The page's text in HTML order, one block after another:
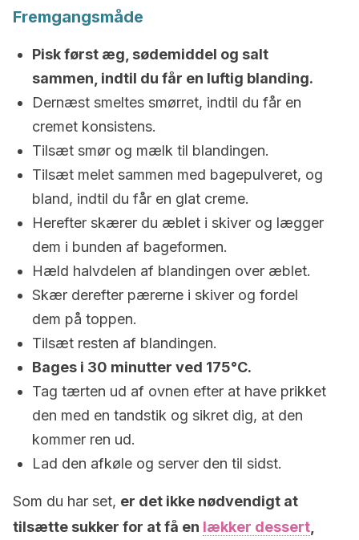
Fremgangsmåde
Pisk først æg, sødemiddel og salt
sammen, indtil du får en luftig blanding.
Dernæst smeltes smørret, indtil du får en
cremet konsistens.
Tilsæt smør og mælk til blandingen.
Tilsæt melet sammen med bagepulveret, og
bland, indtil du får en glat creme.
Herefter skærer du æblet i skiver og lægger
dem i bunden af bageformen.
Hæld halvdelen af blandingen over æblet.
Skær derefter pærerne i skiver og fordel
dem på toppen.
Tilsæt resten af blandingen.
Bages i 30 minutter ved 175°C.
Tag tærten ud af ovnen efter at have prikket
den med en tandstik og sikret dig, at den
kommer ren ud.
Lad den afkøle og server den til sidst.
Som du har set, er det ikke nødvendigt at
tilsætte sukker for at få en lækker dessert